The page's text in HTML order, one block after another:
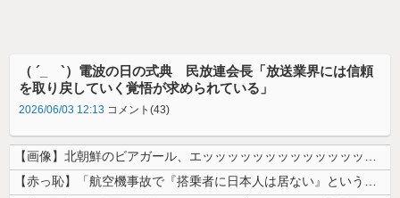
（ ´_ゝ`）電波の日の式典 民放連会長「放送業界には信頼
を取り戻していく覚悟が求められている」
2026/06/03 12:13 コメント(43)
【画像】北朝鮮のビアガール、エッッッッッッッッッッッッッッッッッ！
【赤っ恥】「航空機事故で『搭乗者に日本人は居ない』という発表は嫌い。人...